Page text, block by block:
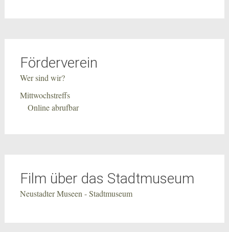
Förderverein
Wer sind wir?
Mittwochstreffs
Online abrufbar
Film über das Stadtmuseum
Neustadter Museen - Stadtmuseum